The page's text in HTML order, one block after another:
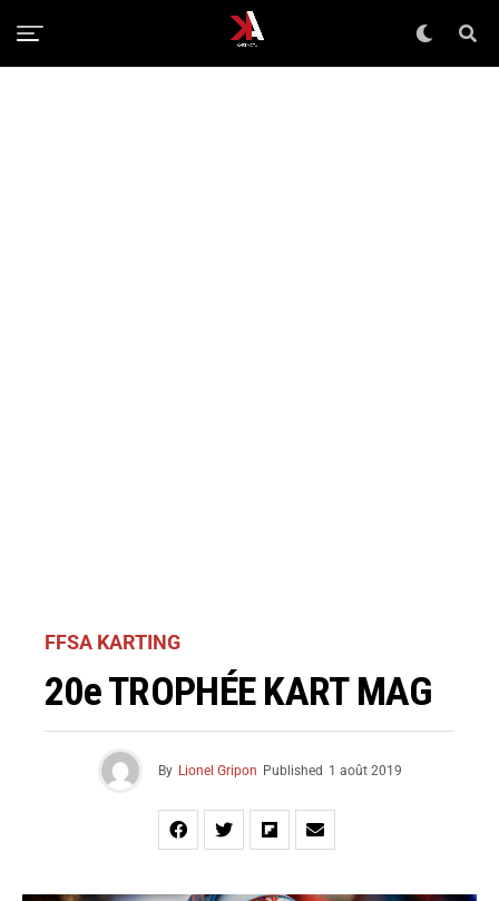
FFSA KARTING
20e TROPHÉE KART MAG
By Lionel Gripon Published 1 août 2019